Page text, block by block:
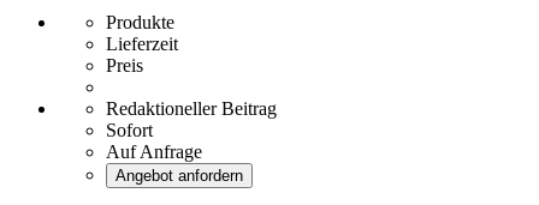
Produkte
Lieferzeit
Preis
Redaktioneller Beitrag
Sofort
Auf Anfrage
Angebot anfordern